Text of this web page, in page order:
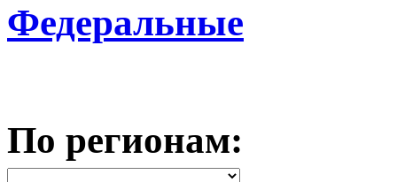
Федеральные
По регионам: